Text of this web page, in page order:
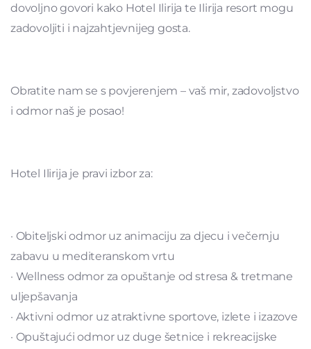
dovoljno govori kako Hotel Ilirija te Ilirija resort mogu
zadovoljiti i najzahtjevnijeg gosta.
Obratite nam se s povjerenjem – vaš mir, zadovoljstvo
i odmor naš je posao!
Hotel Ilirija je pravi izbor za:
· Obiteljski odmor uz animaciju za djecu i večernju
zabavu u mediteranskom vrtu
· Wellness odmor za opuštanje od stresa & tretmane
uljepšavanja
· Aktivni odmor uz atraktivne sportove, izlete i izazove
· Opuštajući odmor uz duge šetnice i rekreacijske